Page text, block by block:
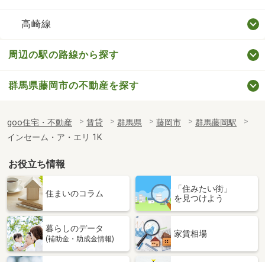
高崎線
周辺の駅の路線から探す
群馬県藤岡市の不動産を探す
goo住宅・不動産 賃貸 群馬県 藤岡市
群馬藤岡駅
インセーム・ア・エリ 1K
お役立ち情報
住まいのコラム
「住みたい街」
を見つけよう
暮らしのデータ
(補助金・助成金情報)
家賃相場